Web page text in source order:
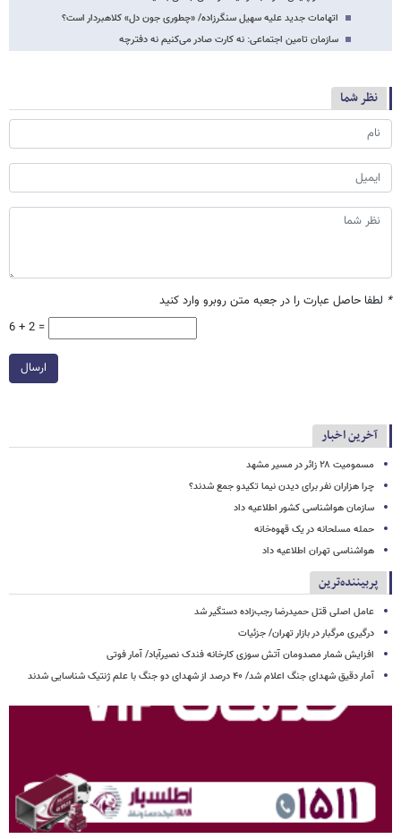
اتهامات جدید علیه سهیل سنگرزاده/ «چطوری جون دل» کلاهبردار است؟
سازمان تامین اجتماعی: نه کارت صادر می‌کنیم نه دفترچه
نظر شما
* لطفا حاصل عبارت را در جعبه متن روبرو وارد کنید
6 + 2 =
ارسال
آخرین اخبار
مسمومیت ۲۸ زائر در مسیر مشهد
چرا هزاران نفر برای دیدن نیما تکیدو جمع شدند؟
سازمان هواشناسی کشور اطلاعیه داد
حمله مسلحانه در یک قهوه‌خانه
هواشناسی تهران اطلاعیه داد
پربیننده‌ترین
عامل اصلی قتل حمیدرضا رجب‌زاده دستگیر شد
درگیری مرگبار در بازار تهران/ جزئیات
افزایش شمار مصدومان آتش سوزی کارخانه فندک نصیرآباد/ آمار فوتی
آمار دقیق شهدای جنگ اعلام شد/ ۴۰ درصد از شهدای دو جنگ با علم ژنتیک شناسایی شدند